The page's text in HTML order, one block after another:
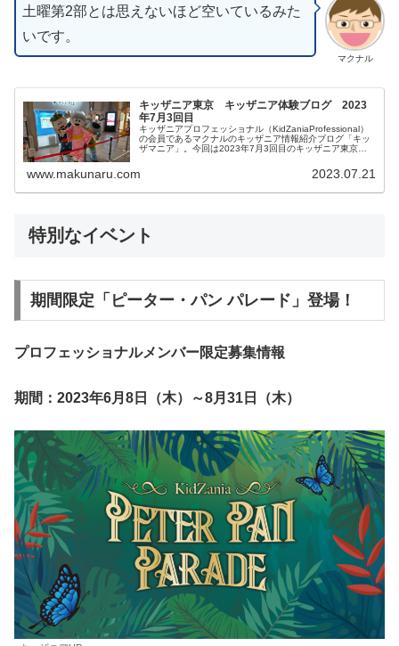
マクナル
土曜第2部とは思えないほど空いているみた
いです。
キッザニア東京 キッザニア体験ブログ 2023
年7月3回目
キッザニアプロフェッショナル（KidZaniaProfessional）
の会員であるマクナルのキッザニア情報紹介ブログ「キッ
ザマニア」。今回は2023年7月3回目のキッザニア東京体
www.makunaru.com 2023.07.21
特別なイベント
期間限定「ピーター・パン パレード」登場！
プロフェッショナルメンバー限定募集情報
期間：2023年6月8日（木）～8月31日（木）